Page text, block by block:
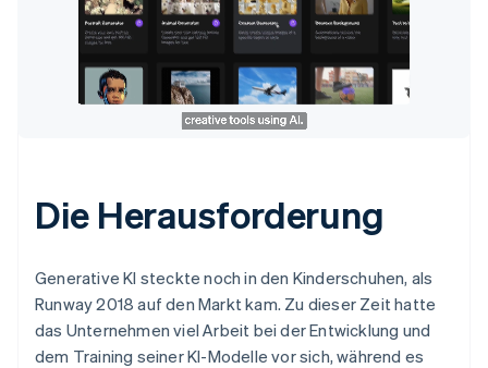
Die Herausforderung
Generative KI steckte noch in den Kinderschuhen, als
Runway 2018 auf den Markt kam. Zu dieser Zeit hatte
das Unternehmen viel Arbeit bei der Entwicklung und
dem Training seiner KI-Modelle vor sich, während es